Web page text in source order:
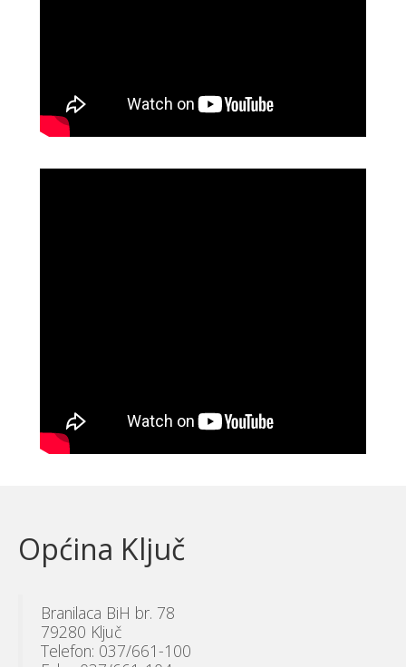
Općina Ključ
Branilaca BiH br. 78
79280 Ključ
Telefon: 037/661-100